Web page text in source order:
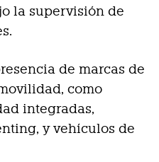
la supervisión de
de marcas de
como
integradas,
y vehículos de